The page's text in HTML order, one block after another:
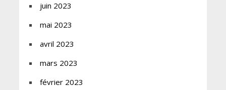
juin 2023
mai 2023
avril 2023
mars 2023
février 2023